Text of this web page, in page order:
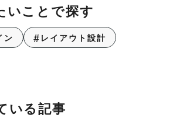
いことで探す
ン
レイアウト設計
いる記事